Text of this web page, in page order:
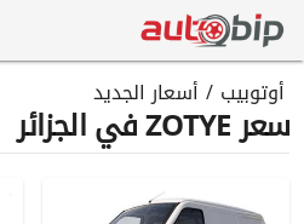
أوتوبيب / أسعار الجديد
سعر ZOTYE في الجزائر